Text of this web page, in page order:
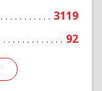
3119
92
Подробнее